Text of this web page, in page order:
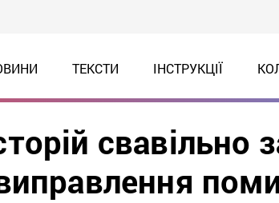
ТЕКСТИ ІНСТРУКЦІЇ
свавільно